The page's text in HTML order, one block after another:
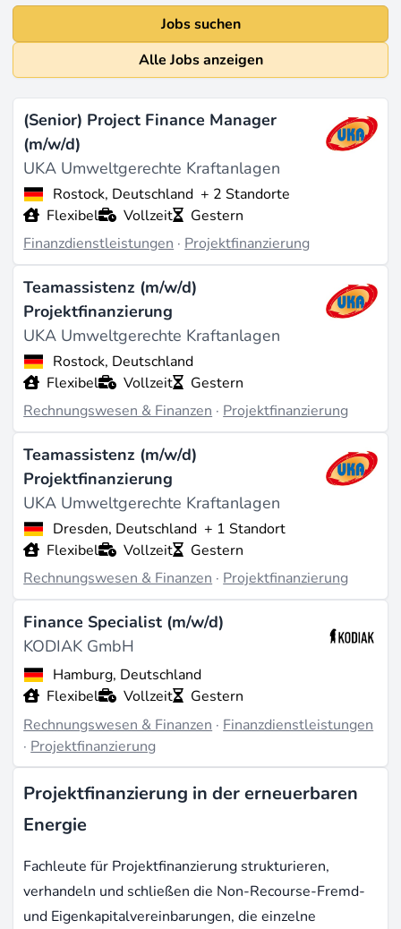
Jobs suchen
Alle Jobs anzeigen
(Senior) Project Finance Manager
(m/w/d)
UKA Umweltgerechte Kraftanlagen
Rostock, Deutschland + 2 Standorte
Flexibel
Vollzeit
Gestern
Finanzdienstleistungen · Projektfinanzierung
Teamassistenz (m/w/d)
Projektfinanzierung
UKA Umweltgerechte Kraftanlagen
Rostock, Deutschland
Flexibel
Vollzeit
Gestern
Rechnungswesen & Finanzen · Projektfinanzierung
Teamassistenz (m/w/d)
Projektfinanzierung
UKA Umweltgerechte Kraftanlagen
Dresden, Deutschland + 1 Standort
Flexibel
Vollzeit
Gestern
Rechnungswesen & Finanzen · Projektfinanzierung
Finance Specialist (m/w/d)
KODIAK GmbH
Hamburg, Deutschland
Flexibel
Vollzeit
Gestern
Rechnungswesen & Finanzen · Finanzdienstleistungen
· Projektfinanzierung
Projektfinanzierung in der erneuerbaren
Energie
Fachleute für Projektfinanzierung strukturieren,
verhandeln und schließen die Non-Recourse-Fremd-
und Eigenkapitalvereinbarungen, die einzelne